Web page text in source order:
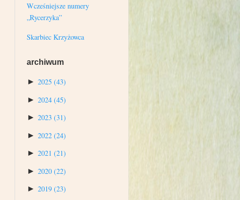
Wcześniejsze numery
„Rycerzyka”
Skarbiec Krzyżowca
archiwum
► 2025(43)
► 2024(45)
► 2023(31)
► 2022(24)
► 2021(21)
► 2020(22)
► 2019(23)